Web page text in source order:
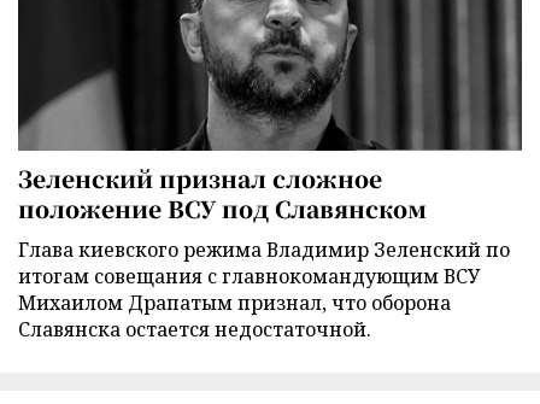
Зеленский признал сложное
положение ВСУ под Славянском
Глава киевского режима Владимир Зеленский по
итогам совещания с главнокомандующим ВСУ
Михаилом Драпатым признал, что оборона
Славянска остается недостаточной.